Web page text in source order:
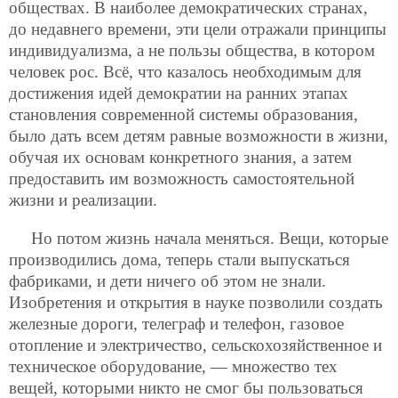
обществах. В наиболее демократических странах,
до недавнего времени, эти цели отражали принципы
индивидуализма, а не пользы общества, в котором
человек рос. Всё, что казалось необходимым для
достижения идей демократии на ранних этапах
становления современной системы образования,
было дать всем детям равные возможности в жизни,
обучая их основам конкретного знания, а затем
предоставить им возможность самостоятельной
жизни и реализации.
Но потом жизнь начала меняться. Вещи, которые
производились дома, теперь стали выпускаться
фабриками, и дети ничего об этом не знали.
Изобретения и открытия в науке позволили создать
железные дороги, телеграф и телефон, газовое
отопление и электричество, сельскохозяйственное и
техническое оборудование, — множество тех
вещей, которыми никто не смог бы пользоваться